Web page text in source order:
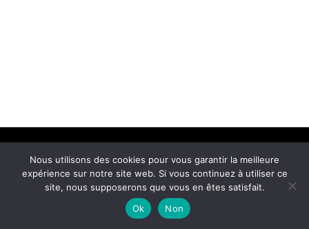
© 2019 FLT Graphisme –Mentions légales
Nous utilisons des cookies pour vous garantir la meilleure
expérience sur notre site web. Si vous continuez à utiliser ce
site, nous supposerons que vous en êtes satisfait.
Ok
Non